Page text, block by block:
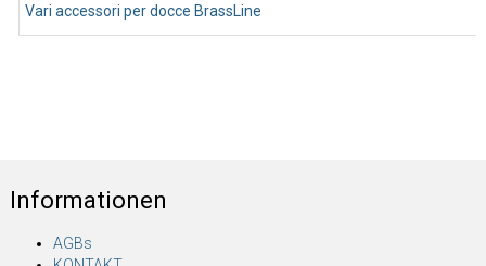
Vari accessori per docce BrassLine
Informationen
AGBs